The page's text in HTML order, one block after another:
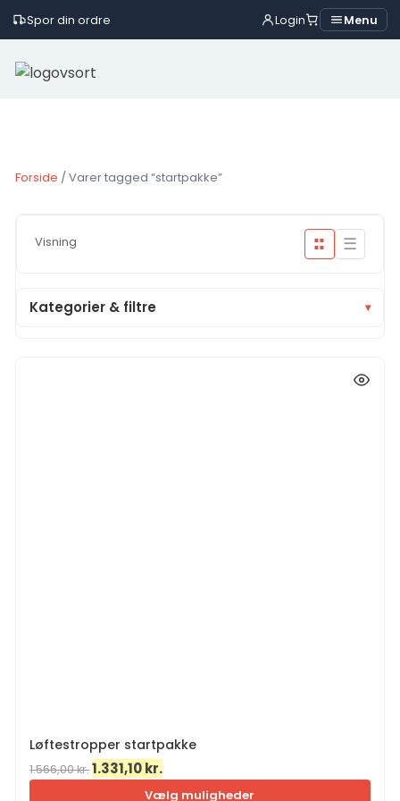
Spor din ordre Login Menu
Forside / Varer tagged “startpakke”
Visning ■■
■■ ☰
Kategorier & filtre ▾
Løftestropper startpakke
1.566,00kr.Den
oprindelige
1.331,10kr.
aktuelle
Vælg muligheder